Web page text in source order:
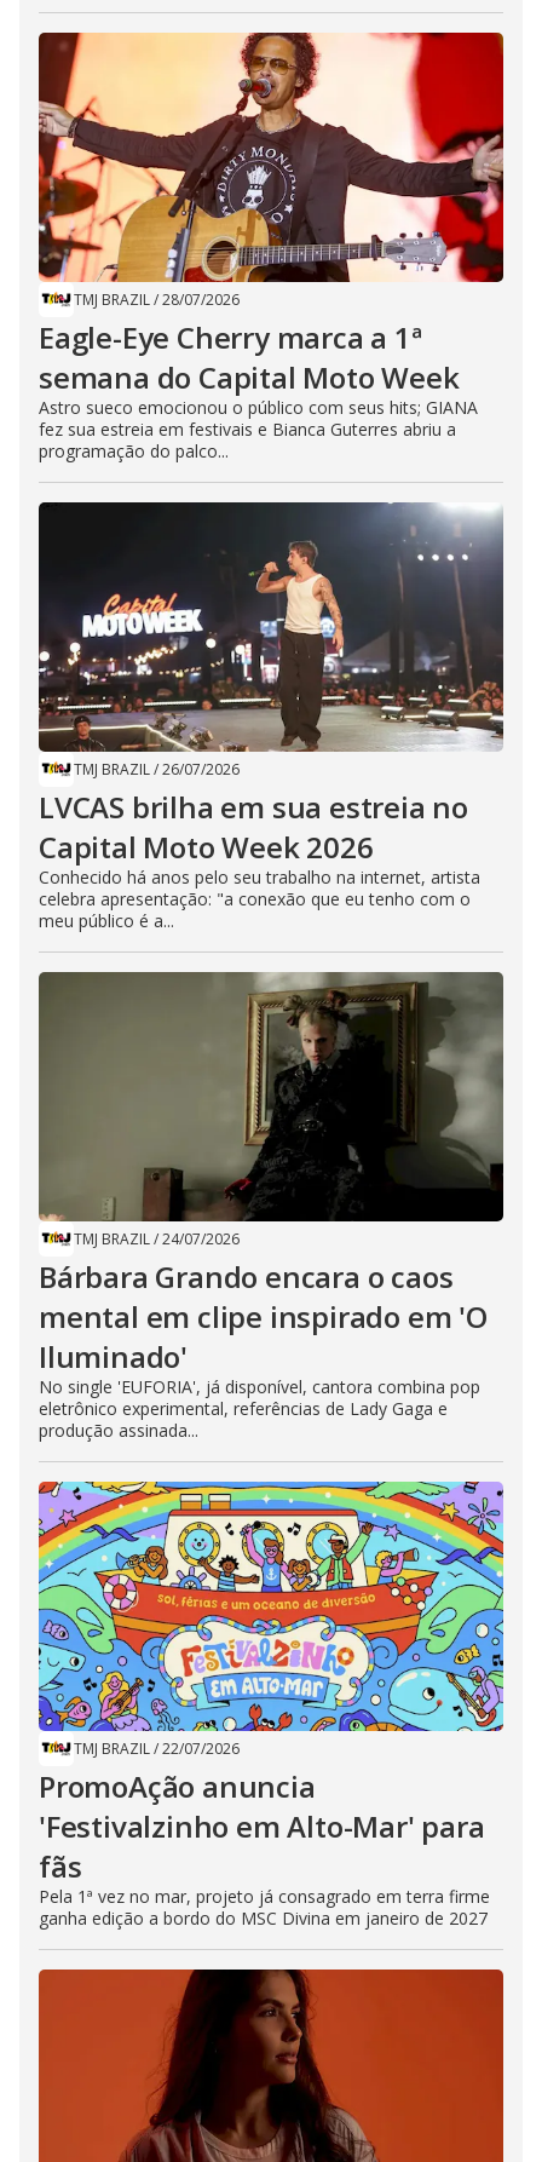
TMJ BRAZIL/28/07/2026
Eagle-Eye Cherry marca a 1ª
semana do Capital Moto Week
Astro sueco emocionou o público com seus hits; GIANA
fez sua estreia em festivais e Bianca Guterres abriu a
programação do palco...
TMJ BRAZIL/26/07/2026
LVCAS brilha em sua estreia no
Capital Moto Week 2026
Conhecido há anos pelo seu trabalho na internet, artista
celebra apresentação: "a conexão que eu tenho com o
meu público é a...
TMJ BRAZIL/24/07/2026
Bárbara Grando encara o caos
mental em clipe inspirado em 'O
Iluminado'
No single 'EUFORIA', já disponível, cantora combina pop
eletrônico experimental, referências de Lady Gaga e
produção assinada...
TMJ BRAZIL/22/07/2026
PromoAção anuncia
'Festivalzinho em Alto-Mar' para
fãs
Pela 1ª vez no mar, projeto já consagrado em terra firme
ganha edição a bordo do MSC Divina em janeiro de 2027